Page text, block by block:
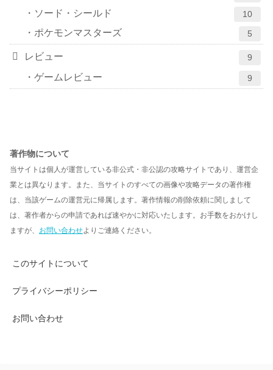
ソード・シールド 10
ポケモンマスターズ 5
レビュー 9
ゲームレビュー 9
著作物について
当サイトは個人が運営している非公式・非公認の攻略サイトであり、運営企
業とは異なります。また、当サイトのすべての画像や攻略データの著作権
は、当該ゲームの運営元に帰属します。著作情報の削除依頼に関しまして
は、著作者からの申請であれば速やかに対応いたします。お手数をおかけし
ますが、 お問い合わせよりご連絡ください。
このサイトについて
プライバシーポリシー
お問い合わせ